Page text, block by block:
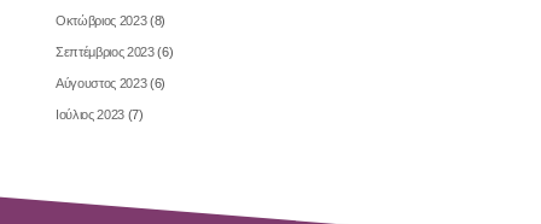
Οκτώβριος 2023(8)
Σεπτέμβριος 2023(6)
Αύγουστος 2023(6)
Ιούλιος 2023 (7)